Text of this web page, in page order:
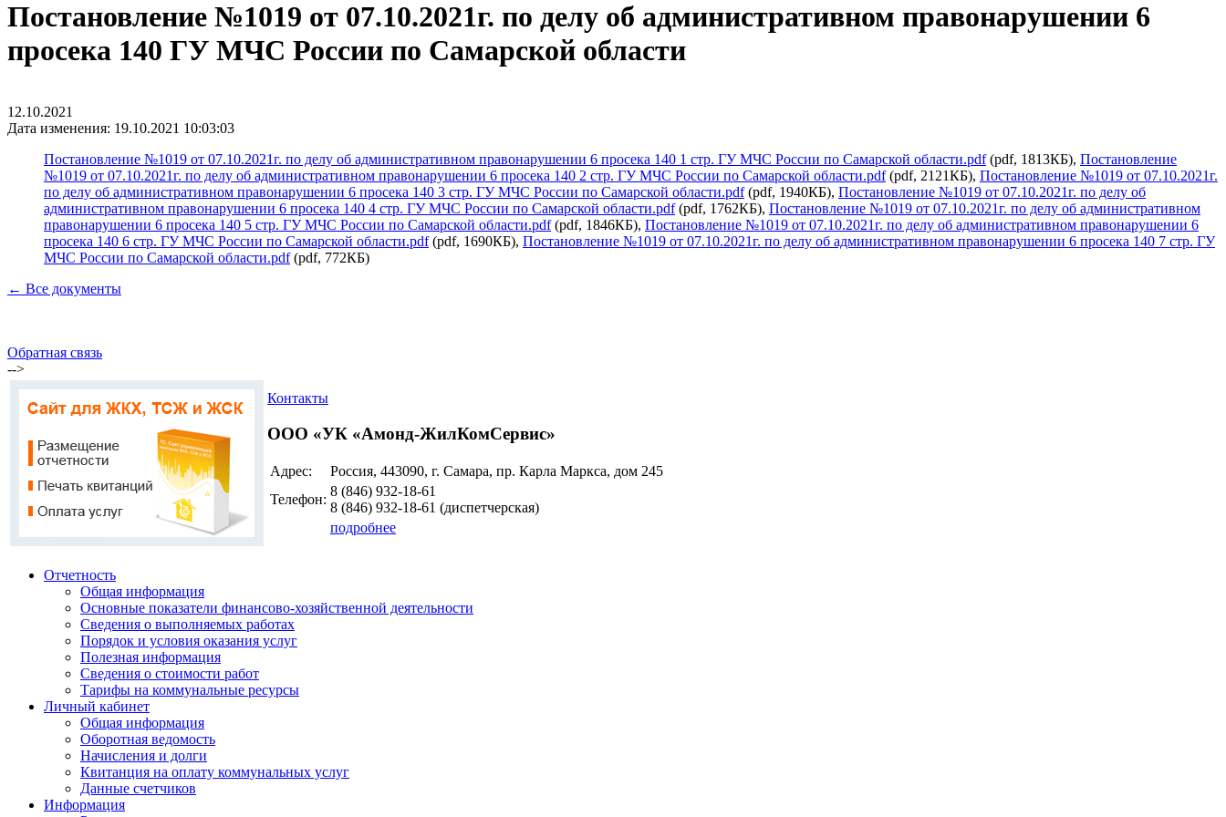
Постановление №1019 от 07.10.2021г. по делу об административном правонарушении 6
просека 140 ГУ МЧС России по Самарской области
12.10.2021
Дата изменения: 19.10.2021 10:03:03
Постановление №1019 от 07.10.2021г. по делу об административном правонарушении 6 просека 140 1 стр. ГУ МЧС России по Самарской области.pdf(pdf, 1813КБ), Постановление
№1019 от 07.10.2021г. по делу об административном правонарушении 6 просека 140 2 стр. ГУ МЧС России по Самарской области.pdf(pdf, 2121КБ), Постановление №1019 от 07.10.2021г.
по делу об административном правонарушении 6 просека 140 3 стр. ГУ МЧС России по Самарской области.pdf(pdf, 1940КБ), Постановление №1019 от 07.10.2021г. по делу об
административном правонарушении 6 просека 140 4 стр. ГУ МЧС России по Самарской области.pdf(pdf, 1762КБ), Постановление №1019 от 07.10.2021г. по делу об административном
правонарушении 6 просека 140 5 стр. ГУ МЧС России по Самарской области.pdf(pdf, 1846КБ), Постановление №1019 от 07.10.2021г. по делу об административном правонарушении 6
просека 140 6 стр. ГУ МЧС России по Самарской области.pdf(pdf, 1690КБ), Постановление №1019 от 07.10.2021г. по делу об административном правонарушении 6 просека 140 7 стр. ГУ
МЧС России по Самарской области.pdf(pdf, 772КБ)
← Все документы
Обратная связь
-->
Контакты
ООО «УК «Амонд-ЖилКомСервис»
Адрес:
Россия, 443090, г. Самара, пр. Карла Маркса, дом 245
Телефон:
8 (846) 932-18-61
8 (846) 932-18-61 (диспетчерская)
подробнее
Отчетность
Общая информация
Основные показатели финансово-хозяйственной деятельности
Сведения о выполняемых работах
Порядок и условия оказания услуг
Полезная информация
Сведения о стоимости работ
Тарифы на коммунальные ресурсы
Личный кабинет
Общая информация
Оборотная ведомость
Начисления и долги
Квитанция на оплату коммунальных услуг
Данные счетчиков
Информация